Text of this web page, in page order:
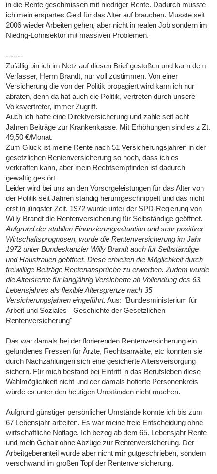
in die Rente geschmissen mit niedriger Rente. Dadurch musste
ich mein erspartes Geld für das Alter auf brauchen. Musste seit
2006 wieder Arbeiten gehen, aber nicht in realen Job sondern im
Niedrig-Lohnsektor mit massiven Problemen.
-------
Zufällig bin ich im Netz auf diesen Brief gestoßen und kann dem
Verfasser, Herrn Brandt, nur voll zustimmen. Von einer
Versicherung die von der Politik propagiert wird kann ich nur
abraten, denn da hat auch die Politik, vertreten durch unsere
Volksvertreter, immer Zugriff.
Auch ich hatte eine Direktversicherung und zahle seit acht
Jahren Beiträge zur Krankenkasse. Mit Erhöhungen sind es z.Zt.
49,50 €/Monat.
Zum Glück ist meine Rente nach 51 Versicherungsjahren in der
gesetzlichen Rentenversicherung so hoch, dass ich es
verkraften kann, aber mein Rechtsempfinden ist dadurch
gewaltig gestört.
Leider wird bei uns an den Vorsorgeleistungen für das Alter von
der Politik seit Jahren ständig herumgeschnippelt und das nicht
erst in jüngster Zeit. 1972 wurde unter der SPD-Regierung von
Willy Brandt die Rentenversicherung für Selbständige geöffnet.
Aufgrund der stabilen Finanzierungssituation und sehr positiver
Wirtschaftsprognosen, wurde die Rentenversicherung im Jahr
1972 unter Bundeskanzler Willy Brandt auch für Selbständige
und Hausfrauen geöffnet. Diese erhielten die Möglichkeit durch
freiwillige Beiträge Rentenansprüche zu erwerben. Zudem wurde
die Altersrente für langjährig Versicherte ab Vollendung des 63.
Lebensjahres als flexible Altersgrenze nach 35
Versicherungsjahren eingeführt. Aus: "Bundesministerium für
Arbeit und Soziales - Geschichte der Gesetzlichen
Rentenversicherung"
Das war damals bei der florierenden Rentenversicherung ein
gefundenes Fressen für Ärzte, Rechtsanwälte, etc konnten sie
durch Nachzahlungen sich eine gesicherte Altersversorgung
sichern. Für mich bestand bei Eintritt in das Berufsleben diese
Wahlmöglichkeit nicht und der damals hofierte Personenkreis
würde es unter den heutigen Umständen nicht machen.
Aufgrund günstiger persönlicher Umstände konnte ich bis zum
67 Lebensjahr arbeiten. Es war meine freie Entscheidung ohne
wirtschaftliche Notlage. Ich bezog ab dem 65. Lebensjahr Rente
und mein Gehalt ohne Abzüge zur Rentenversicherung. Der
Arbeitgeberanteil wurde aber nicht mir gutgeschrieben, sondern
verschwand im großen Topf der Rentenversicherung.